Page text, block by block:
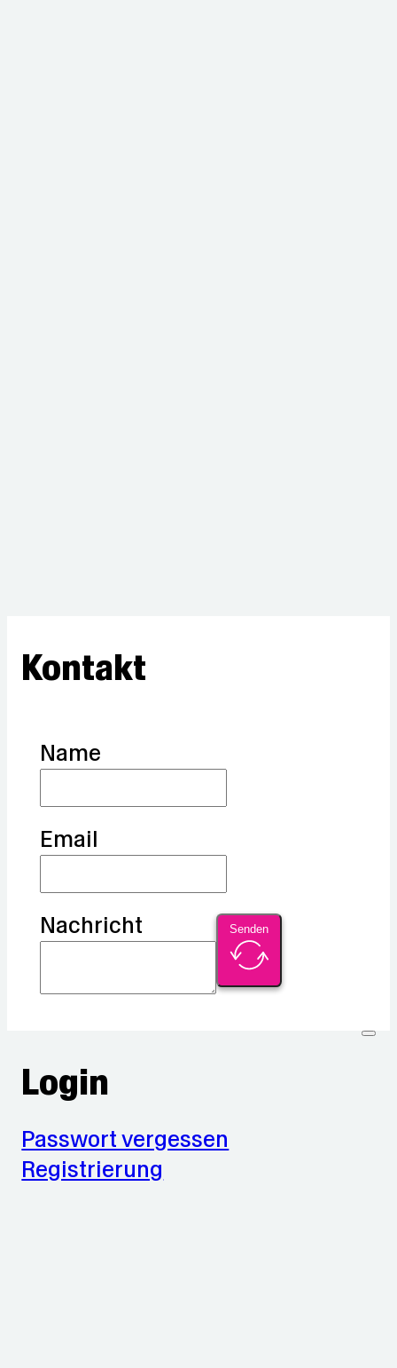
Kontakt
Name
Email
Nachricht Senden
Login
Passwort vergessen
Registrierung